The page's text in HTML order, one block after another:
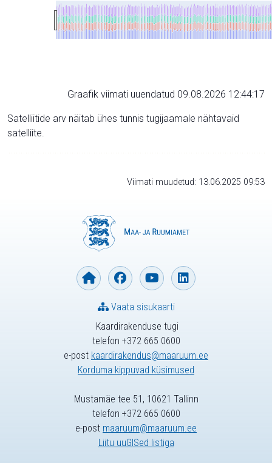
Graafik viimati uuendatud 09.08.2026 12:44:17
Satelliitide arv näitab ühes tunnis tugijaamale nähtavaid
satelliite.
Viimati muudetud: 13.06.2025 09:53
Kaardirakenduse tugi
telefon +372 665 0600
e-post kaardirakendus@maaruum.ee
Korduma kippuvad küsimused
Vaata sisukaarti
Mustamäe tee 51, 10621 Tallinn
telefon +372 665 0600
e-post maaruum@maaruum.ee
Liitu uuGISed listiga